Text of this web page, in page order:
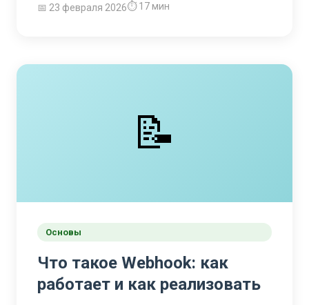
📅 23 февраля 2026⏱ 17 мин
📝
Основы
Что такое Webhook: как
работает и как реализовать